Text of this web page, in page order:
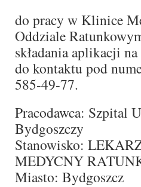
do pracy w Klinice
Oddziale
składania aplikacji
do kontaktu pod
585-49-77.
Pracodawca: Szpital
Bydgoszczy
Stanowisko:
MEDYCNY
Miasto: Bydgoszcz